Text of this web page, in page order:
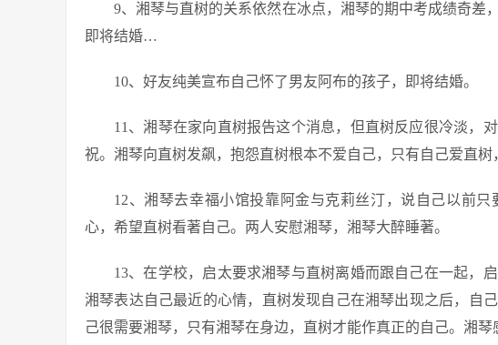
9、湘琴与直树的关系依然在冰点，湘琴的期中考成绩奇差
即将结婚…
10、好友纯美宣布自己怀了男友阿布的孩子，即将结婚。
11、湘琴在家向直树报告这个消息，但直树反应很冷淡，
祝。湘琴向直树发飙，抱怨直树根本不爱自己，只有自己爱直树
12、湘琴去幸福小馆投靠阿金与克莉丝汀，说自己以前
心，希望直树看著自己。两人安慰湘琴，湘琴大醉睡著。
13、在学校，启太要求湘琴与直树离婚而跟自己在一起，
湘琴表达自己最近的心情，直树发现自己在湘琴出现之后，自
己很需要湘琴，只有湘琴在身边，直树才能作真正的自己。湘琴